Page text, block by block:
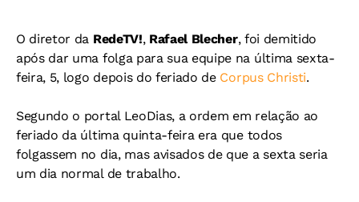
O diretor da RedeTV!, Rafael Blecher, foi demitido
após dar uma folga para sua equipe na última sexta-
feira, 5, logo depois do feriado de Corpus Christi.
Segundo o portal LeoDias, a ordem em relação ao
feriado da última quinta-feira era que todos
folgassem no dia, mas avisados de que a sexta seria
um dia normal de trabalho.